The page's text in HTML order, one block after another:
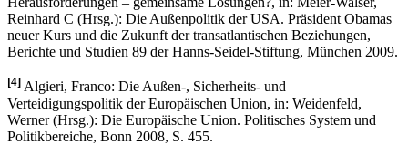
Reinhard C (Hrsg.): Die Außenpolitik der USA. Präsident Obamas
neuer Kurs und die Zukunft der transatlantischen Beziehungen,
Berichte und Studien 89 der Hanns-Seidel-Stiftung, München 2009.
[4] Algieri, Franco: Die Außen-, Sicherheits- und
Verteidigungspolitik der Europäischen Union, in: Weidenfeld,
Werner (Hrsg.): Die Europäische Union. Politisches System und
Politikbereiche, Bonn 2008, S. 455.